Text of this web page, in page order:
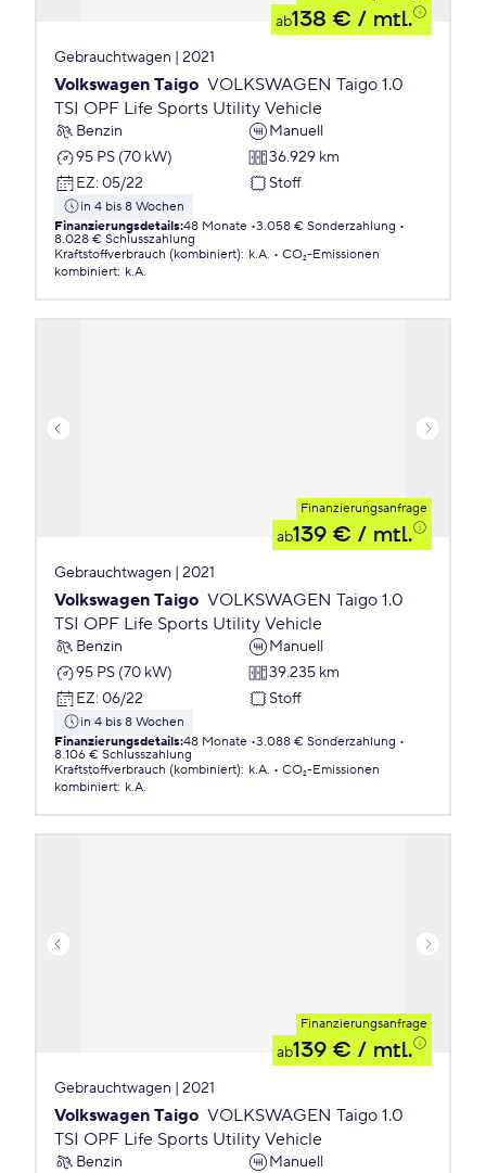
ab138 € / mtl.
Gebrauchtwagen | 2021
Volkswagen Taigo VOLKSWAGEN Taigo 1.0
TSI OPF Life Sports Utility Vehicle
Benzin
Manuell
95 PS (70 kW)
36.929 km
EZ: 05/22 Stoff
in 4 bis 8 Wochen
Finanzierungsdetails:48 Monate 3.058 € Sonderzahlung
8.028 € Schlusszahlung
Kraftstoffverbrauch (kombiniert): k.A.
CO₂-Emissionen
kombiniert: k.A.
Finanzierungsanfrage
ab139 € / mtl.
Gebrauchtwagen | 2021
Volkswagen Taigo VOLKSWAGEN Taigo 1.0
TSI OPF Life Sports Utility Vehicle
Benzin
Manuell
95 PS (70 kW)
39.235 km
EZ: 06/22 Stoff
in 4 bis 8 Wochen
Finanzierungsdetails:48 Monate 3.088 € Sonderzahlung
8.106 € Schlusszahlung
Kraftstoffverbrauch (kombiniert): k.A.
CO₂-Emissionen
kombiniert: k.A.
Finanzierungsanfrage
ab139 € / mtl.
Gebrauchtwagen | 2021
Volkswagen Taigo VOLKSWAGEN Taigo 1.0
TSI OPF Life Sports Utility Vehicle
Benzin
Manuell